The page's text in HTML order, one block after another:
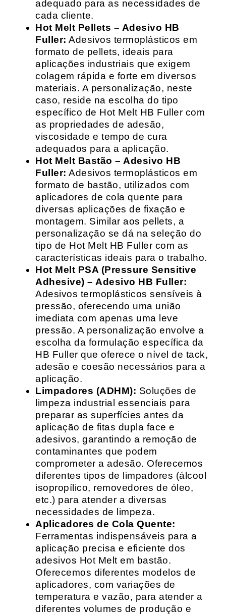
adequado para as necessidades de
cada cliente.
Hot Melt Pellets – Adesivo HB
Fuller: Adesivos termoplásticos em
formato de pellets, ideais para
aplicações industriais que exigem
colagem rápida e forte em diversos
materiais. A personalização, neste
caso, reside na escolha do tipo
específico de Hot Melt HB Fuller com
as propriedades de adesão,
viscosidade e tempo de cura
adequados para a aplicação.
Hot Melt Bastão – Adesivo HB
Fuller: Adesivos termoplásticos em
formato de bastão, utilizados com
aplicadores de cola quente para
diversas aplicações de fixação e
montagem. Similar aos pellets, a
personalização se dá na seleção do
tipo de Hot Melt HB Fuller com as
características ideais para o trabalho.
Hot Melt PSA (Pressure Sensitive
Adhesive) – Adesivo HB Fuller:
Adesivos termoplásticos sensíveis à
pressão, oferecendo uma união
imediata com apenas uma leve
pressão. A personalização envolve a
escolha da formulação específica da
HB Fuller que oferece o nível de tack,
adesão e coesão necessários para a
aplicação.
Limpadores (ADHM): Soluções de
limpeza industrial essenciais para
preparar as superfícies antes da
aplicação de fitas dupla face e
adesivos, garantindo a remoção de
contaminantes que podem
comprometer a adesão. Oferecemos
diferentes tipos de limpadores (álcool
isopropílico, removedores de óleo,
etc.) para atender a diversas
necessidades de limpeza.
Aplicadores de Cola Quente:
Ferramentas indispensáveis para a
aplicação precisa e eficiente dos
adesivos Hot Melt em bastão.
Oferecemos diferentes modelos de
aplicadores, com variações de
temperatura e vazão, para atender a
diferentes volumes de produção e